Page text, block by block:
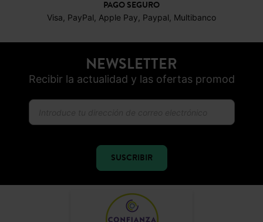
PAGO SEGURO
NEWSLETTER
SUSCRIBIR